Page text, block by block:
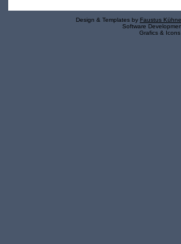
Design & Templates by Faustus Kühnel
Software
Grafics &